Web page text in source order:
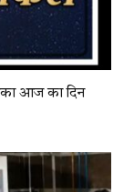
आज का दिन